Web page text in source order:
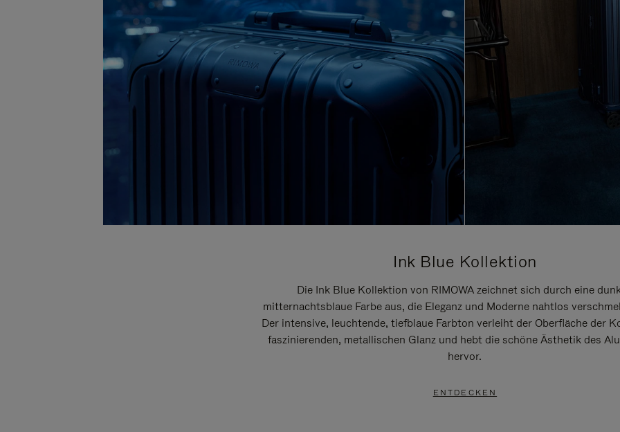
Ink Blue Kollektion
Die Ink Blue Kollektion von RIMOWA zeichnet sich durch eine
mitternachtsblaue Farbe aus, die Eleganz und Moderne nahtlos
Der intensive, leuchtende, tiefblaue Farbton verleiht der Oberfläche der
faszinierenden, metallischen Glanz und hebt die schöne Ästhetik des
hervor.
ENTDECKEN